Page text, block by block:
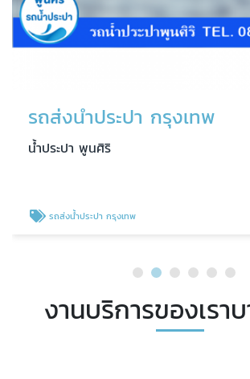
รถส่งน้ำประปา กรุงเทพ
น้ำประปา พูนศิริ
รถส่งน้ำประปา กรุงเทพ
งานบริการของเรา